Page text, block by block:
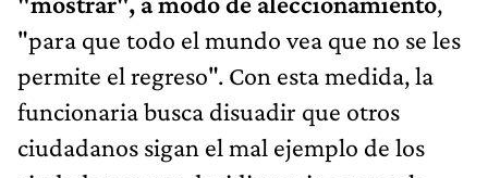
"para que todo el mundo vea que no se les
permite el regreso". Con esta medida, la
funcionaria busca disuadir que otros
ciudadanos sigan el mal ejemplo de los